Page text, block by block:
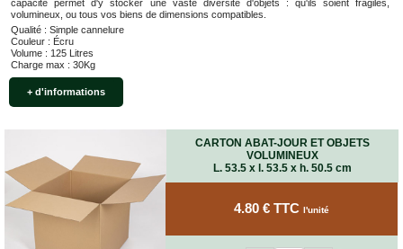
capacité permet d'y stocker une vaste diversité d'objets : qu'ils soient fragiles,
volumineux, ou tous vos biens de dimensions compatibles.
Qualité : Simple cannelure
Couleur : Écru
Volume : 125 Litres
Charge max : 30Kg
+ d'informations
CARTON ABAT-JOUR ET OBJETS
VOLUMINEUX
L. 53.5 x l. 53.5 x h. 50.5 cm
4.80 € TTC l'unité